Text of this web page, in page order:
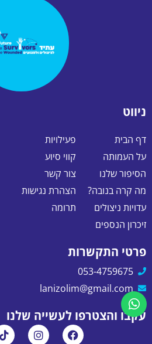
ניווט
דף הבית
על העמותה
הסיפור שלנו
מה קרה בנובה?
עדויות ניצולים
זיכרון הנספים
פעילויות
קווי סיוע
צור קשר
הצהרת נגישות
תרומה
פרטי התקשרות
053-4759675
lanizolim@gmail.com
עקבו והצטרפו לעשייה שלנו